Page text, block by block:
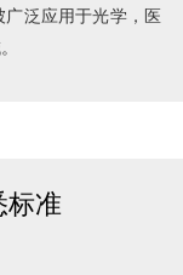
泛应用于光学，医
标准